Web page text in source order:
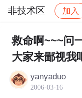
非技术区 加入
社区 非技术区
救命啊~~~问
大家来鄙视我
yanyaduo
2006-03-16